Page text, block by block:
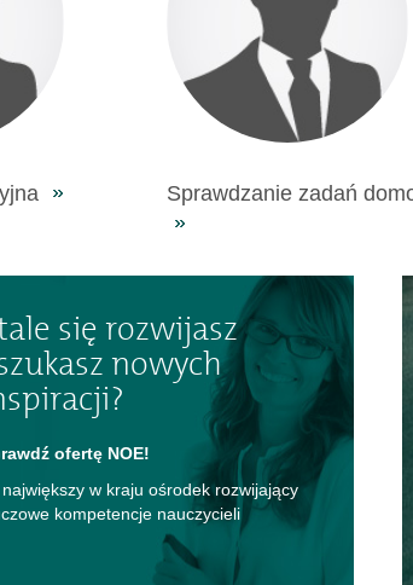
Sprawdzanie zadań
się rozwijasz
nowych
ofertę NOE!
największy w kraju ośrodek rozwijający
kompetencje nauczycieli